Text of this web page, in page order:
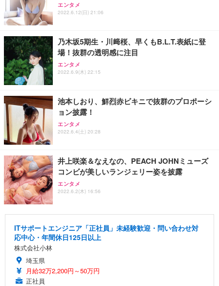
エンタメ
2022.6.12(日) 21:06
乃木坂5期生・川﨑桜、早くもB.L.T.表紙に登
場！抜群の透明感に注目
エンタメ
2022.6.9(木) 22:15
池本しおり、鮮烈赤ビキニで抜群のプロポーシ
ョン披露！
エンタメ
2022.6.4(土) 20:28
井上咲楽＆なえなの、PEACH JOHNミューズ
コンビが美しいランジェリー姿を披露
エンタメ
2022.6.2(木) 16:56
ITサポートエンジニア「正社員」未経験歓迎・問い合わせ対
応中心・年間休日125日以上
株式会社小林
埼玉県
月給32万2,200円～50万円
正社員